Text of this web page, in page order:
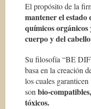
El propósito de la
mantener el estado
químicos
cuerpo y del
Su filosofía “BE
basa en la creación
los cuales
sonbio-
tóxicos.